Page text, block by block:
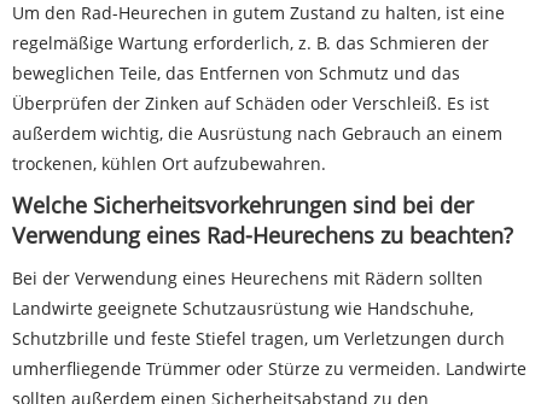
Um den Rad-Heurechen in gutem Zustand zu halten, ist eine
regelmäßige Wartung erforderlich, z. B. das Schmieren der
beweglichen Teile, das Entfernen von Schmutz und das
Überprüfen der Zinken auf Schäden oder Verschleiß. Es ist
außerdem wichtig, die Ausrüstung nach Gebrauch an einem
trockenen, kühlen Ort aufzubewahren.
Welche Sicherheitsvorkehrungen sind bei der
Verwendung eines Rad-Heurechens zu beachten?
Bei der Verwendung eines Heurechens mit Rädern sollten
Landwirte geeignete Schutzausrüstung wie Handschuhe,
Schutzbrille und feste Stiefel tragen, um Verletzungen durch
umherfliegende Trümmer oder Stürze zu vermeiden. Landwirte
sollten außerdem einen Sicherheitsabstand zu den